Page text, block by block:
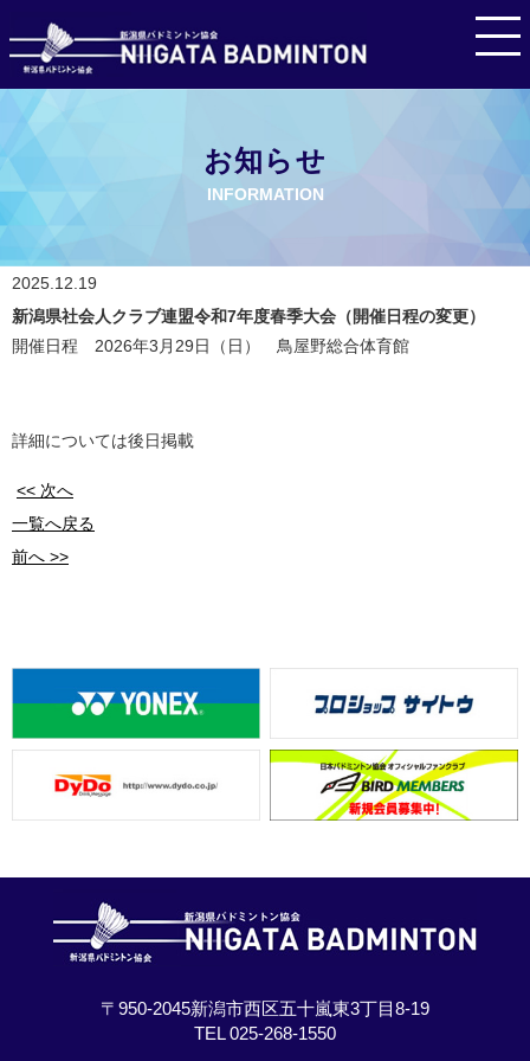
お知らせ
INFORMATION
2025.12.19
新潟県社会人クラブ連盟令和7年度春季大会（開催日程の変更）
開催日程 2026年3月29日（日） 鳥屋野総合体育館
詳細については後日掲載
<< 次へ
一覧へ戻る
前へ >>
〒950-2045新潟市西区五十嵐東3丁目8-19
TEL 025-268-1550